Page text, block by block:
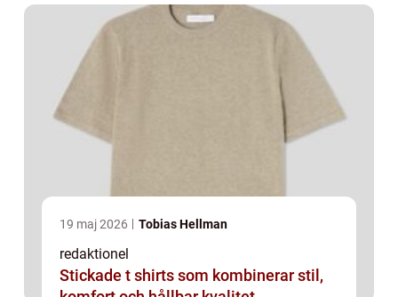
19 maj 2026 Tobias Hellman
redaktionel
Stickade t shirts som kombinerar stil,